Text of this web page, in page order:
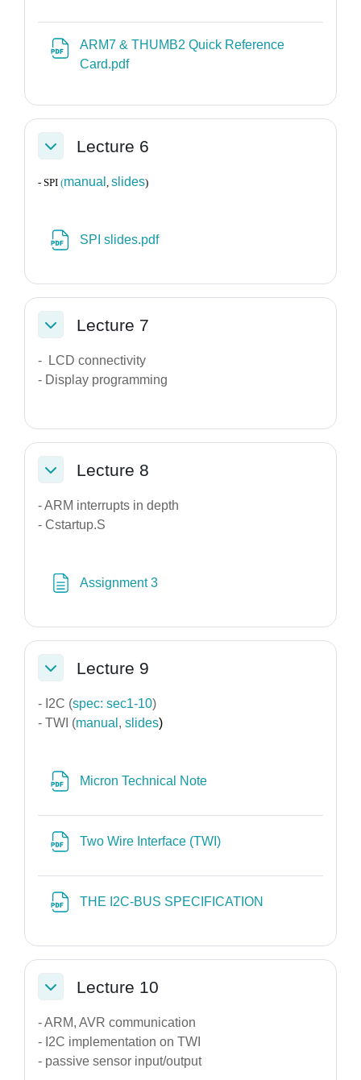
ARM7 & THUMB2 Quick Reference
Card.pdf
Σύμπτυξη
Lecture 6
- SPI (manual , slides)
SPI slides.pdf
Σύμπτυξη
Lecture 7
- LCD connectivity
- Display programming
Σύμπτυξη
Lecture 8
- ARM interrupts in depth
- Cstartup.S
Assignment 3Σελίδα
Σύμπτυξη
Lecture 9
- I2C (spec: sec1-10)
- TWI (manual , slides)
Micron Technical Note
Two Wire Interface (TWI)
THE I2C-BUS SPECIFICATION
Σύμπτυξη
Lecture 10
- ARM, AVR communication
- I2C implementation on TWI
- passive sensor input/output